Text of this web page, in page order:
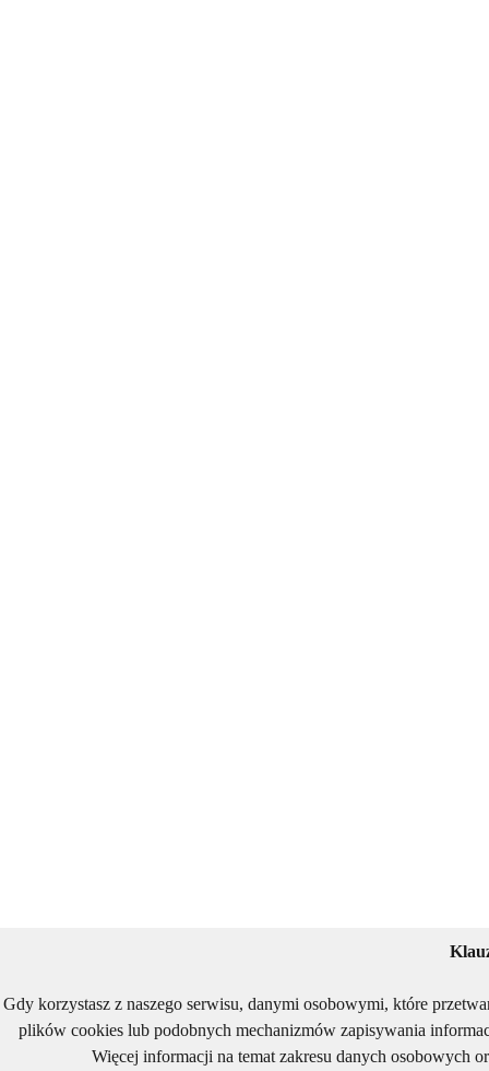
Gdy korzystasz z naszego serwisu, danymi osobowymi, które
plików cookies lub podobnych mechanizmów zapisywania
Więcej informacji na temat zakresu danych osobowych